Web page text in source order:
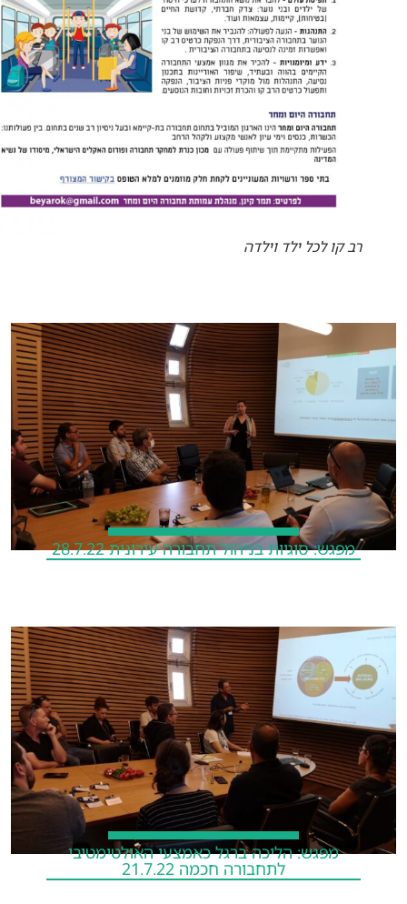
רב קו לכל ילד וילדה
מפגש: סוגיות בניהול תחבורה עירונית 28.7.22
מפגש: הליכה ברגל כאמצעי האולטימטיבי
לתחבורה חכמה 21.7.22